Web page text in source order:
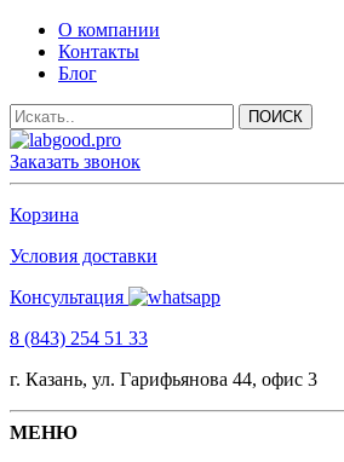
О компании
Контакты
Блог
Заказать звонок
Корзина
Условия доставки
Консультация
8 (843) 254 51 33
г. Казань, ул. Гарифьянова 44, офис 3
МЕНЮ